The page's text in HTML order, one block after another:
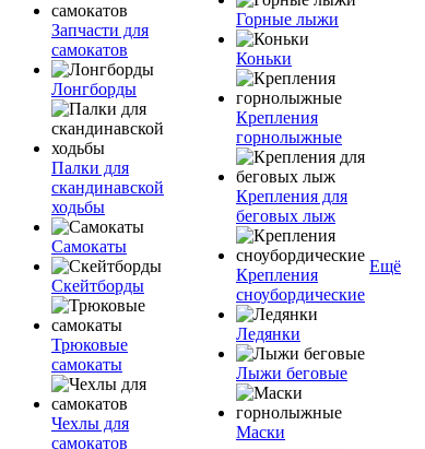
Запчасти для
самокатов
Лонгборды
Палки для
скандинавской
ходьбы
Самокаты
Скейтборды
Трюковые
самокаты
Чехлы для
самокатов
Горные лыжи
Коньки
Крепления
горнолыжные
Крепления для
беговых лыж
Крепления
сноубордические
Ледянки
Лыжи беговые
Маски
Ещё